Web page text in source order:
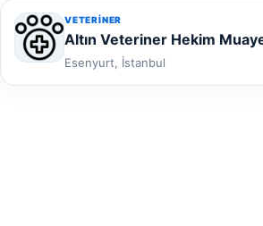
VETERINER
Altın Veteriner Hekim
Esenyurt, İstanbul